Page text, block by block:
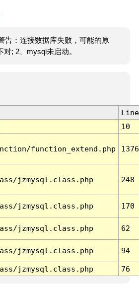
告：连接数据库失败，可能的原
; 2、mysql未启动。
Line
10
function_extend.php 1376
jzmysql.class.php 248
jzmysql.class.php 170
jzmysql.class.php 62
jzmysql.class.php 94
jzmysql.class.php 76